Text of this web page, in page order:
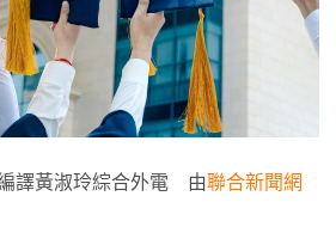
譯黃淑玲綜合外電 由聯合新聞網